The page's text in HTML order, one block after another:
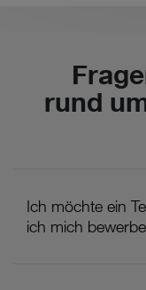
rund
Ich möchte ein
ich mich